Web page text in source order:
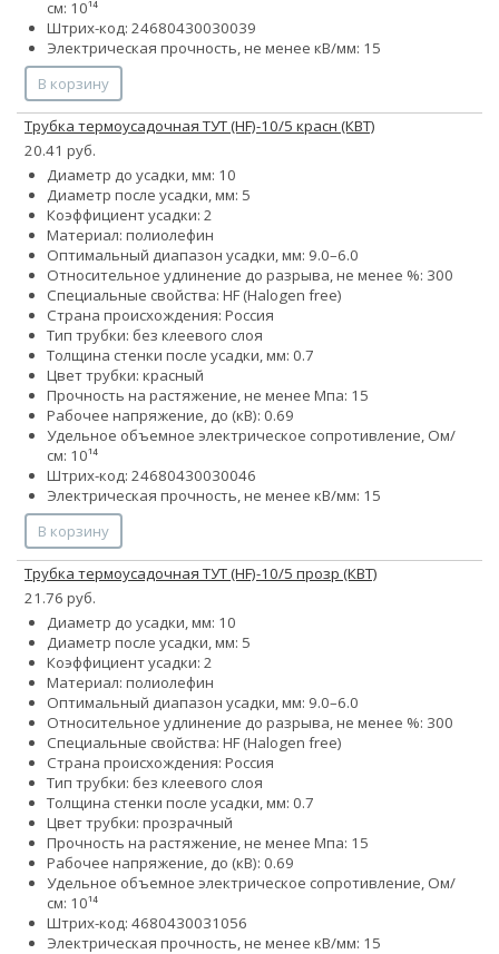
см: 10¹⁴
Штрих-код: 24680430030039
Электрическая прочность, не менее кВ/мм: 15
В корзину
Трубка термоусадочная ТУТ (HF)-10/5 красн (КВТ)
20.41 руб.
Диаметр до усадки, мм: 10
Диаметр после усадки, мм: 5
Коэффициент усадки: 2
Материал: полиолефин
Оптимальный диапазон усадки, мм: 9.0–6.0
Относительное удлинение до разрыва, не менее %: 300
Специальные свойства: HF (Halogen free)
Страна происхождения: Россия
Тип трубки: без клеевого слоя
Толщина стенки после усадки, мм: 0.7
Цвет трубки: красный
Прочность на растяжение, не менее Мпа: 15
Рабочее напряжение, до (кВ): 0.69
Удельное объемное электрическое сопротивление, Ом/
см: 10¹⁴
Штрих-код: 24680430030046
Электрическая прочность, не менее кВ/мм: 15
В корзину
Трубка термоусадочная ТУТ (HF)-10/5 прозр (КВТ)
21.76 руб.
Диаметр до усадки, мм: 10
Диаметр после усадки, мм: 5
Коэффициент усадки: 2
Материал: полиолефин
Оптимальный диапазон усадки, мм: 9.0–6.0
Относительное удлинение до разрыва, не менее %: 300
Специальные свойства: HF (Halogen free)
Страна происхождения: Россия
Тип трубки: без клеевого слоя
Толщина стенки после усадки, мм: 0.7
Цвет трубки: прозрачный
Прочность на растяжение, не менее Мпа: 15
Рабочее напряжение, до (кВ): 0.69
Удельное объемное электрическое сопротивление, Ом/
см: 10¹⁴
Штрих-код: 4680430031056
Электрическая прочность, не менее кВ/мм: 15